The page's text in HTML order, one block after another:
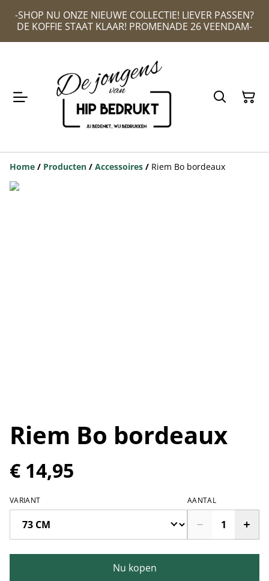
-SHOP NU ONZE NIEUWE COLLECTIE! LIEVER PASSEN?
DE KOFFIE STAAT KLAAR! PROMENADE 26 VEENDAM-
Home / Producten / Accessoires / Riem Bo bordeaux
Riem Bo bordeaux
€ 14,95
VARIANT AANTAL
Nu kopen